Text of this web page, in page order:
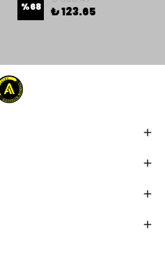
%68 ₺ 123.65